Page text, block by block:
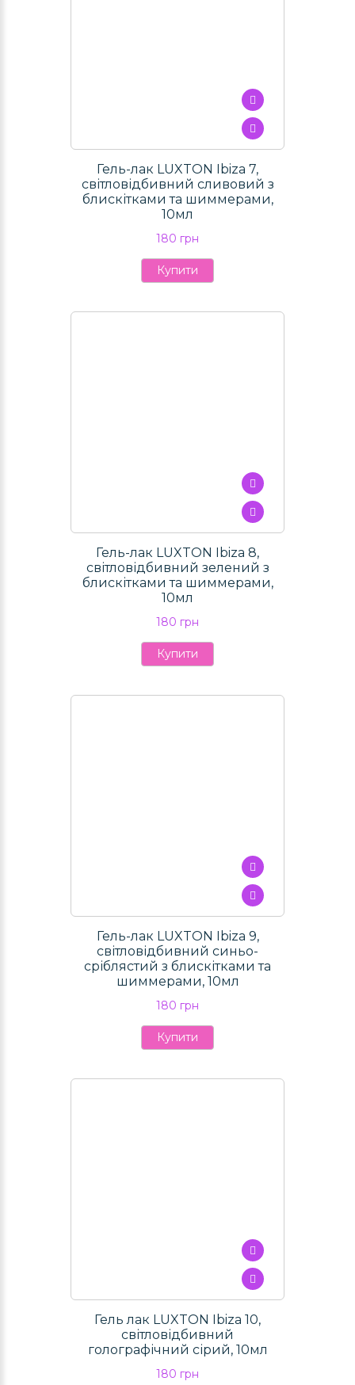
Гель-лак LUXTON Ibiza 7,
світловідбивний сливовий з
блискітками та шиммерами,
10мл
180 грн
Купити
Гель-лак LUXTON Ibiza 8,
світловідбивний зелений з
блискітками та шиммерами,
10мл
180 грн
Купити
Гель-лак LUXTON Ibiza 9,
світловідбивний синьо-
сріблястий з блискітками та
шиммерами, 10мл
180 грн
Купити
Гель лак LUXTON Ibiza 10,
світловідбивний
голографічний сірий, 10мл
180 грн